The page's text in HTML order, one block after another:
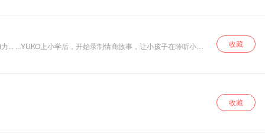
...YUKO上小学后，开始录制情商故事，让小孩子在聆听小故
收藏
收藏